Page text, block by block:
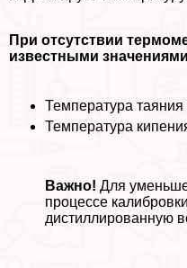
При отсутствии
известными
Температура таяния
Температура
Важно! Для
процессе
дистиллированную